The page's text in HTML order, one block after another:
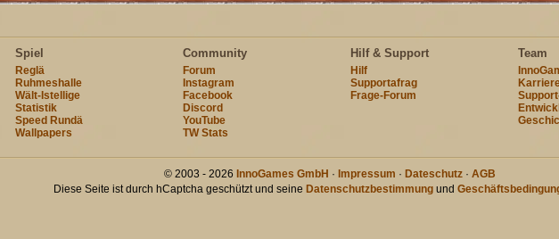
Spiel
Reglä
Ruhmeshalle
Wält-Istellige
Statistik
Speed Rundä
Wallpapers
Community
Forum
Instagram
Facebook
Discord
YouTube
TW Stats
Hilf & Support
Hilf
Supportafrag
Frage-Forum
Team
© 2003 - 2026 InnoGames GmbH · Impressum · Dateschutz · AGB
Diese Seite ist durch hCaptcha geschützt und seine Datenschutzbestimmung und